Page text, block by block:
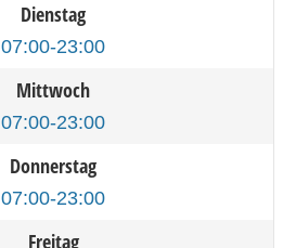
Dienstag
07:00-23:00
Mittwoch
07:00-23:00
Donnerstag
07:00-23:00
Freitag